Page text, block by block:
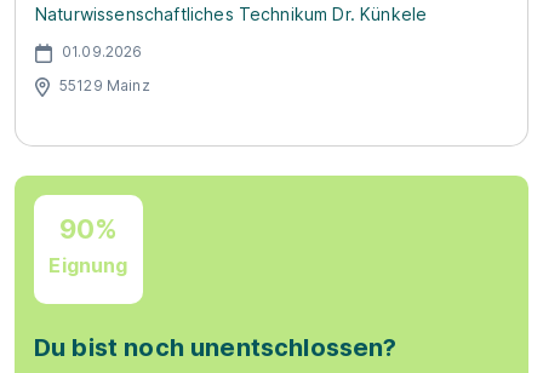
Naturwissenschaftliches Technikum Dr. Künkele
01.09.2026
55129 Mainz
90%
Eignung
Du bist noch unentschlossen?